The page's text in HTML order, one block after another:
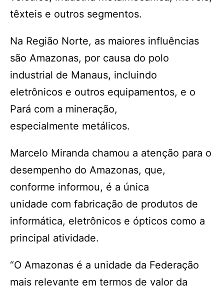
têxteis e outros segmentos.
Na Região Norte, as maiores influências
são Amazonas, por causa do polo
industrial de Manaus, incluindo
eletrônicos e outros equipamentos, e o
Pará com a mineração,
especialmente metálicos.
Marcelo Miranda chamou a atenção para o
desempenho do Amazonas, que,
conforme informou, é a única
unidade com fabricação de produtos de
informática, eletrônicos e ópticos como a
principal atividade.
“O Amazonas é a unidade da Federação
mais relevante em termos de valor da